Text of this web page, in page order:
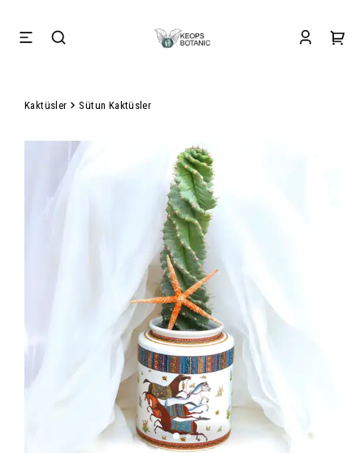
Kaktüsler Sütun Kaktüsler